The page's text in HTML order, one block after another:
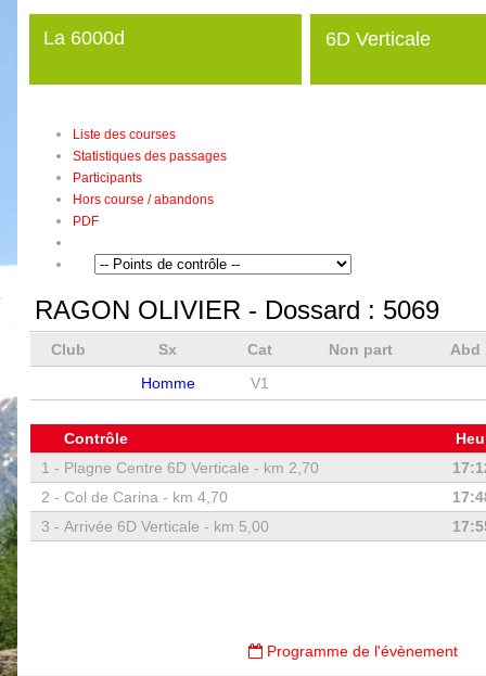
La 6000d 6D Verticale
Liste des courses
Statistiques des passages
Participants
Hors course / abandons
PDF
RAGON OLIVIER - Dossard : 5069
Club Sx Cat Non part
Abd
Homme
V1
Contrôle
1 - Plagne Centre 6D Verticale - km 2,70
2 - Col de Carina - km 4,70
3 - Arrivée 6D Verticale - km 5,00
Programme de l'évènement